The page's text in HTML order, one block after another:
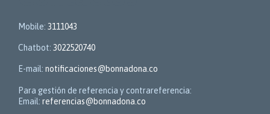
Mobile: 3111043
Chatbot: 3022520740
E-mail: notificaciones@bonnadona.co
Para gestión de referencia y contrareferencia:
Email: referencias@bonnadona.co